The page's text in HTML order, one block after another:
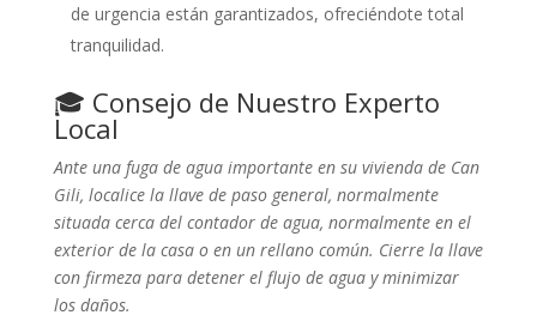
de urgencia están garantizados, ofreciéndote total
tranquilidad.
🎓 Consejo de Nuestro Experto
Local
Ante una fuga de agua importante en su vivienda de Can
Gili, localice la llave de paso general, normalmente
situada cerca del contador de agua, normalmente en el
exterior de la casa o en un rellano común. Cierre la llave
con firmeza para detener el flujo de agua y minimizar
los daños.